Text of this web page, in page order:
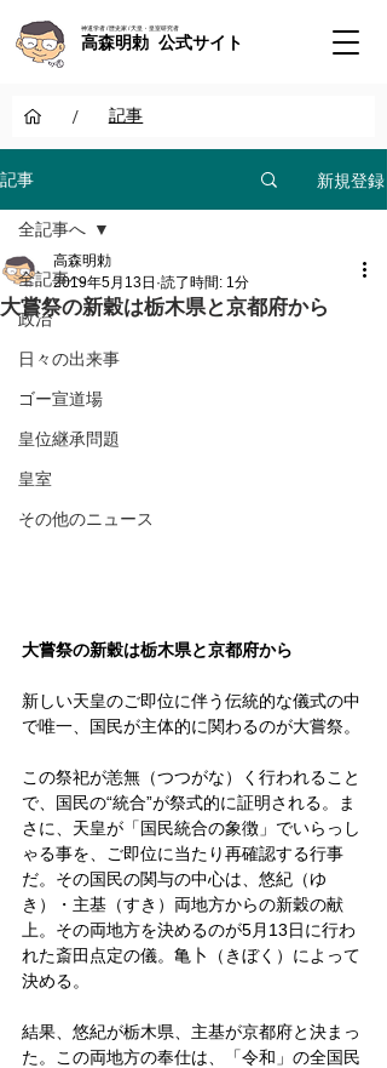
神道学者 / 歴史家 / 天皇・皇室研究者
高森明勅 公式サイト
/ 記事
記事 新規登録
全記事へ
政治
日々の出来事
ゴー宣道場
皇位継承問題
皇室
その他のニュース
全記事へ
大嘗祭の新穀は栃木県と京都府から
高森明勅
2019年5月13日 読了時間: 1分
大嘗祭の新穀は栃木県と京都府から
新しい天皇のご即位に伴う伝統的な儀式の中
で唯一、国民が主体的に関わるのが大嘗祭。
この祭祀が恙無（つつがな）く行われること
で、国民の“統合”が祭式的に証明される。ま
さに、天皇が「国民統合の象徴」でいらっし
ゃる事を、ご即位に当たり再確認する行事
だ。その国民の関与の中心は、悠紀（ゆ
き）・主基（すき）両地方からの新穀の献
上。その両地方を決めるのが5月13日に行わ
れた斎田点定の儀。亀卜（きぼく）によって
決める。
結果、悠紀が栃木県、主基が京都府と決まっ
た。この両地方の奉仕は、「令和」の全国民